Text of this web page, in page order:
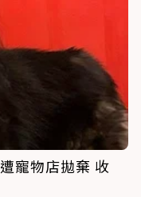
寵物店拋棄 收